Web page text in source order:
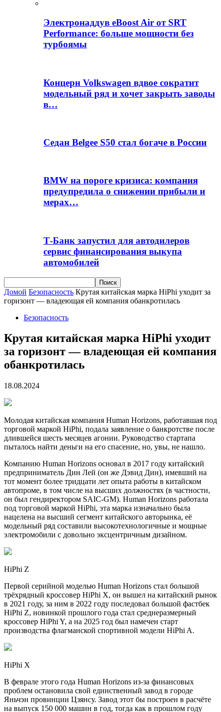
Электронаддув eBoost Air от SRT
Performance: больше мощности без
турбоямы
Концерн Volkswagen вдвое сократит
модельный ряд и хочет закрыть заводы
в…
Седан Belgee S50 стал богаче в России
BMW на пороге кризиса: компания
предупредила о снижении прибыли и
мерах…
Т-Банк запустил для автодилеров
сервис финансирования выкупа
автомобилей
Домой Безопасность Крутая китайская марка HiPhi уходит за
горизонт — владеющая ей компания обанкротилась
Безопасность
Крутая китайская марка HiPhi уходит
за горизонт — владеющая ей компания
обанкротилась
18.08.2024
Молодая китайская компания Human Horizons, работавшая под
торговой маркой HiPhi, подала заявление о банкротстве после
длившейся шесть месяцев агонии. Руководство стартапа
пыталось найти деньги на его спасение, но, увы, не нашло.
Компанию Human Horizons основал в 2017 году китайский
предприниматель Дин Лей (он же Дэвид Дин), имевший на
тот момент более тридцати лет опыта работы в китайском
автопроме, в том числе на высших должностях (в частности,
он был гендиректором SAIC-GM). Human Horizons работала
под торговой маркой HiPhi, эта марка изначально была
нацелена на высший сегмент китайского авторынка, её
модельный ряд составили высокотехнологичные и мощные
электромобили с довольно эксцентричным дизайном.
HiPhi Z
Первой серийной моделью Human Horizons стал большой
трёхрядный кроссовер HiPhi X, он вышел на китайский рынок
в 2021 году, за ним в 2022 году последовал большой фастбек
HiPhi Z, новинкой прошлого года стал среднеразмерный
кроссовер HiPhi Y, а на 2025 год был намечен старт
производства флагманской спортивной модели HiPhi A.
HiPhi X
В феврале этого года Human Horizons из-за финансовых
проблем остановила свой единственный завод в городе
Яньчэн провинции Цзянсу. Завод этот бы построен в расчёте
на выпуск 150 000 машин в год, тогда как в прошлом году